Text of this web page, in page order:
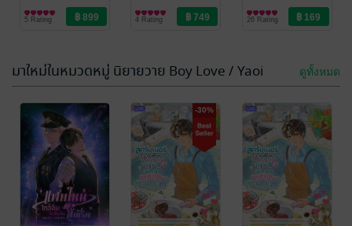
รัก : ห้องเซียงหลี
นิยายแฟนตาซี
5 Rating
รัก : ห้องเซียงหลี
นิยายแฟนตาซี
4 Rating
รัก : ห้องเซียงหลี
นิยายแฟนตาซี
26 Rating
ยอดหญิงหมอผี
ฝึกหัด เล่ม 9
ยอดหญิงหมอผี
ฝึกหัด เล่ม 8
มาใหม่ในหมวดหมู่ นิยายวาย Boy Love / Yaoi ดูทั้งหมด
-30%